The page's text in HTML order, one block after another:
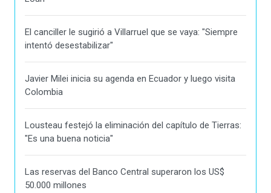
El canciller le sugirió a Villarruel que se vaya: "Siempre
intentó desestabilizar"
Javier Milei inicia su agenda en Ecuador y luego visita
Colombia
Lousteau festejó la eliminación del capítulo de Tierras:
"Es una buena noticia"
Las reservas del Banco Central superaron los US$
50.000 millones